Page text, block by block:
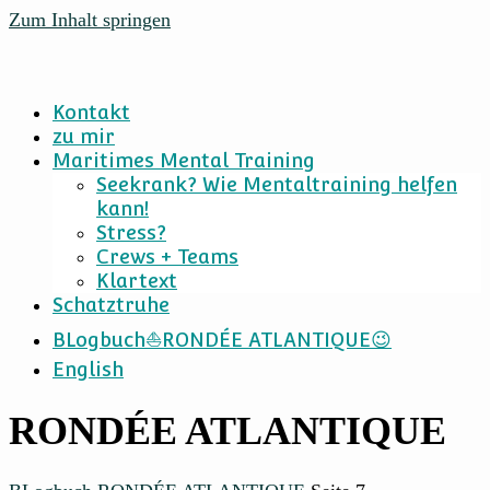
Zum Inhalt springen
Kontakt
zu mir
Maritimes Mental Training
Seekrank? Wie Mentaltraining helfen
kann!
Stress?
Crews + Teams
Klartext
Schatztruhe
BLogbuch⛵RONDÉE ATLANTIQUE😉
English
RONDÉE ATLANTIQUE